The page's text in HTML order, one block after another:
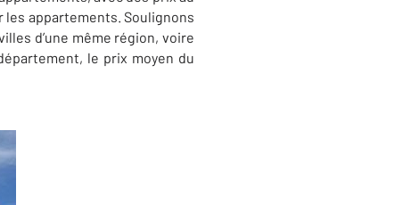
les appartements. Soulignons
d’une même région, voire
le prix moyen du